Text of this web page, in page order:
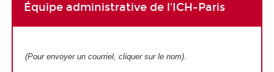
Équipe administrative de l'ICH-Paris
(Pour envoyer un courriel, cliquer sur le nom).